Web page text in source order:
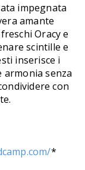
impegnata
amante
Oracy e
scintille e
inserisce i
armonia senza
con
*